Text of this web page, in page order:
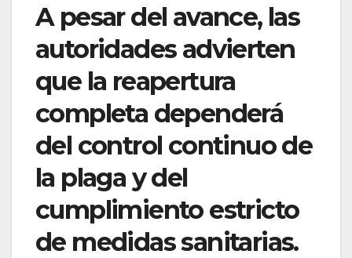
A pesar del avance, las
autoridades advierten
que la reapertura
completa dependerá
del control continuo de
la plaga y del
cumplimiento estricto
de medidas sanitarias.